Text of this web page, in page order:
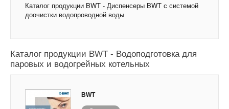
Каталог продукции BWT - Диспенсеры BWT с системой
доочистки водопроводной воды
Каталог продукции BWT - Водоподготовка для
паровых и водогрейных котельных
BWT